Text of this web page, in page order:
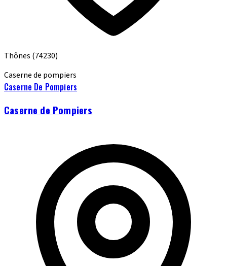
Thônes (74230)
Caserne de pompiers
Caserne De Pompiers
Caserne de Pompiers